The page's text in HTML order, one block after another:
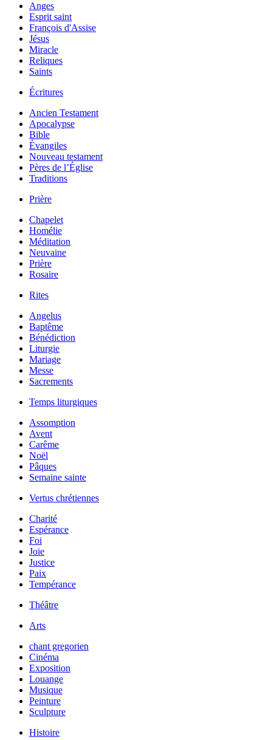
Anges
Esprit saint
François d'Assise
Jésus
Miracle
Reliques
Saints
Écritures
Ancien Testament
Apocalypse
Bible
Évangiles
Nouveau testament
Pères de l’Église
Traditions
Prière
Chapelet
Homélie
Méditation
Neuvaine
Prière
Rosaire
Rites
Angelus
Baptême
Bénédiction
Liturgie
Mariage
Messe
Sacrements
Temps liturgiques
Assomption
Avent
Carême
Noël
Pâques
Semaine sainte
Vertus chrétiennes
Charité
Espérance
Foi
Joie
Justice
Paix
Tempérance
Théâtre
Arts
chant gregorien
Cinéma
Exposition
Louange
Musique
Peinture
Sculpture
Histoire